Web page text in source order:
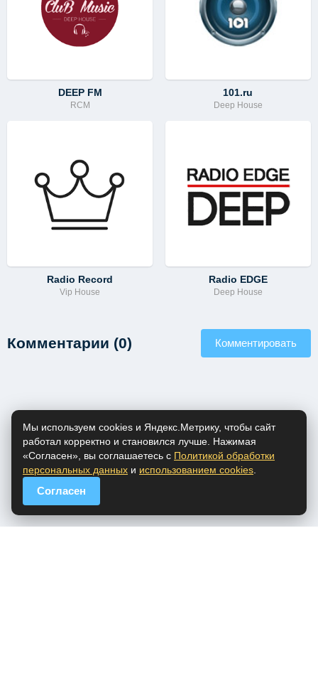
DEEP FM
RCM
101.ru
Deep House
Radio Record
Vip House
Radio EDGE
Deep House
Комментарии (0) Комментировать
Мы используем cookies и Яндекс.Метрику, чтобы сайт
работал корректно и становился лучше. Нажимая
«Согласен», вы соглашаетесь с Политикой обработки
персональных данных и использованием cookies
Согласен